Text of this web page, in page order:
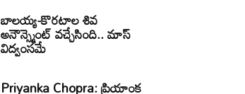
బాలయ్య-కొరటాల శివ
అనౌన్స్మెంట్ వచ్చేసింది.. మాస్
విద్వంసమే
Priyanka Chopra: ప్రియాంక